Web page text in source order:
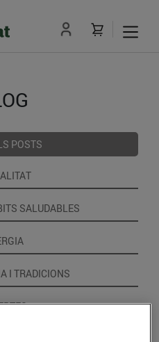
POSTS
SALUDABLES
I TRADICIONS